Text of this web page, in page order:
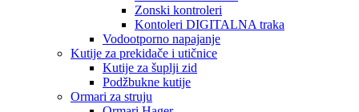
Zonski kontroleri
Kontoleri DIGITALNA traka
Vodootporno napajanje
Kutije za prekidače i utičnice
Kutije za šuplji zid
Podžbukne kutije
Ormari za struju